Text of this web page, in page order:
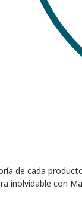
de cada
inolvidable con